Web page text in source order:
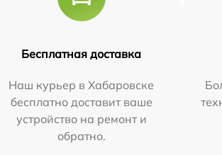
Бесплатная доставка
Наш курьер в Хабаровске
бесплатно доставит ваше
устройство на ремонт и
обратно.